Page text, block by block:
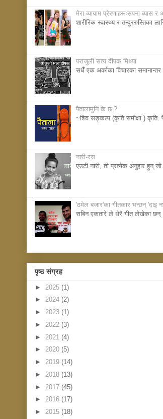
मेरा व्यायाम प्रेरणाहरूःसपना व्यास र
शारीरिक स्वास्थ्य र
पराजुली सत्य दीपक मिथ्या
सधैँ एक अर्काका विचारका
पैतालामुनि के छ ?
~शिव सङ्कल्प (कृति समीक्षा )
नारी-रस
एउटी नारी, ती प्रत्येक अनुहार
'ठमेल बजार'का गीतकार भन्छन् 'दाइ
सबिन एकतारे ले धेरै गीत लेखेका छन्
पृष्ठ संग्रह
► 2025 (1)
► 2024 (2)
► 2023 (1)
► 2022 (3)
► 2021 (4)
► 2020 (5)
► 2019 (14)
► 2018 (13)
► 2017 (45)
► 2016 (17)
► 2015 (18)